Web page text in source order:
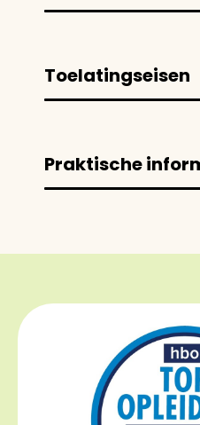
Toelatingseisen
Praktische